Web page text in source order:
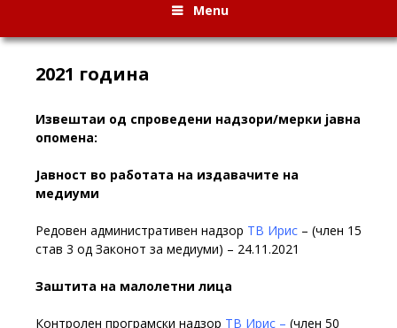
Menu
2021 година
Извештаи од спроведени надзори/мерки јавна
опомена:
Јавност во работата на издавачите на
медиуми
Редовен административен надзор ТВ Ирис – (член 15
став 3 од Законот за медиуми) – 24.11.2021
Заштита на малолетни лица
Контролен програмски надзор ТВ Ирис – (член 50